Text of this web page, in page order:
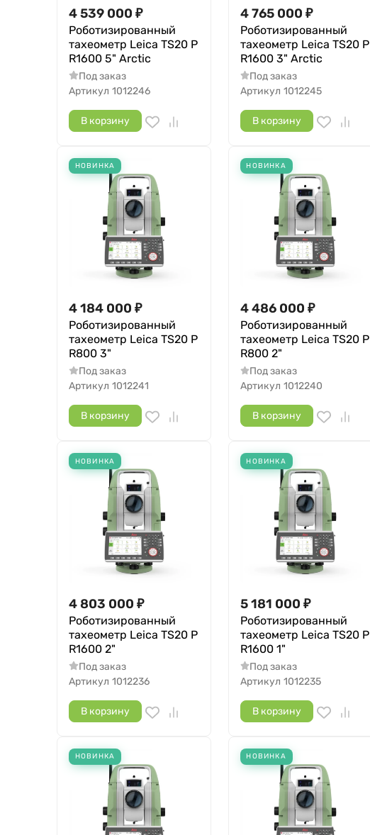
4 539 000 ₽
Роботизированный
тахеометр Leica TS20 P
R1600 5" Arctic
Под заказ
Артикул 1012246
В корзину
4 765 000 ₽
Роботизированный
тахеометр Leica TS20 P
R1600 3" Arctic
Под заказ
Артикул 1012245
В корзину
НОВИНКА
4 184 000 ₽
Роботизированный
тахеометр Leica TS20 P
R800 3"
Под заказ
Артикул 1012241
В корзину
НОВИНКА
4 486 000 ₽
Роботизированный
тахеометр Leica TS20 P
R800 2"
Под заказ
Артикул 1012240
В корзину
НОВИНКА
4 803 000 ₽
Роботизированный
тахеометр Leica TS20 P
R1600 2"
Под заказ
Артикул 1012236
В корзину
НОВИНКА
5 181 000 ₽
Роботизированный
тахеометр Leica TS20 P
R1600 1"
Под заказ
Артикул 1012235
В корзину
НОВИНКА НОВИНКА